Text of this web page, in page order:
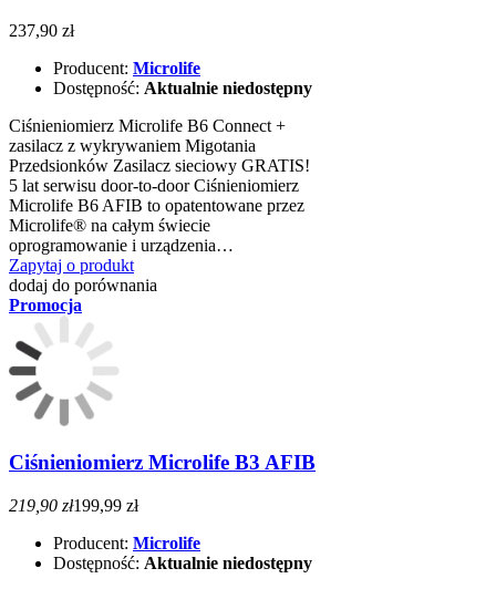
237,90 zł
Producent: Microlife
Dostępność: Aktualnie niedostępny
Ciśnieniomierz Microlife B6 Connect +
zasilacz z wykrywaniem Migotania
Przedsionków Zasilacz sieciowy GRATIS!
5 lat serwisu door-to-door Ciśnieniomierz
Microlife B6 AFIB to opatentowane przez
Microlife® na całym świecie
oprogramowanie i urządzenia…
Zapytaj o produkt
dodaj do porównania
Promocja
Ciśnieniomierz Microlife B3 AFIB
219,90 zł199,99 zł
Producent: Microlife
Dostępność: Aktualnie niedostępny